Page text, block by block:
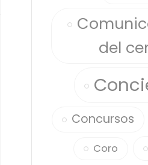
del
Concursos
Coro